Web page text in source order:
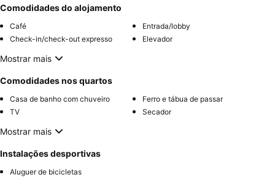
Comodidades do alojamento
Café
Entrada/lobby
Check-in/check-out expresso
Elevador
Mostrar mais
Comodidades nos quartos
Casa de banho com chuveiro
Ferro e tábua de passar
TV
Secador
Mostrar mais
Instalações desportivas
Aluguer de bicicletas